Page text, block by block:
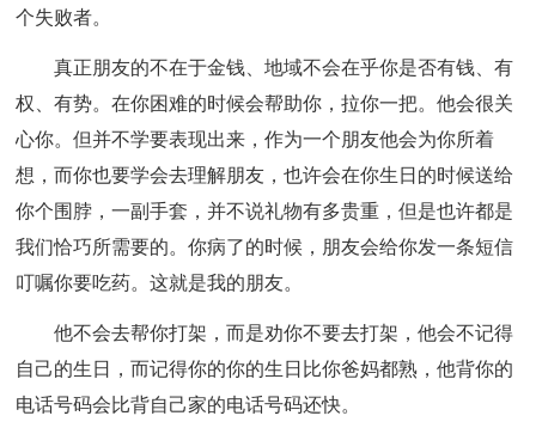
个失败者。
真正朋友的不在于金钱、地域不会在乎你是否有钱、有
权、有势。在你困难的时候会帮助你，拉你一把。他会很关
心你。但并不学要表现出来，作为一个朋友他会为你所着
想，而你也要学会去理解朋友，也许会在你生日的时候送给
你个围脖，一副手套，并不说礼物有多贵重，但是也许都是
我们恰巧所需要的。你病了的时候，朋友会给你发一条短信
叮嘱你要吃药。这就是我的朋友。
他不会去帮你打架，而是劝你不要去打架，他会不记得
自己的生日，而记得你的你的生日比你爸妈都熟，他背你的
电话号码会比背自己家的电话号码还快。